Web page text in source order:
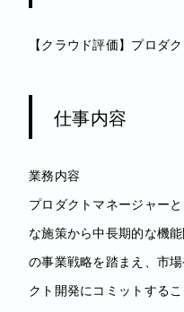
【クラウド評価】プロダ
仕事内容
業務内容
プロダクトマネージャー
な施策から中長期的な機
の事業戦略を踏まえ、市
クト開発にコミットする